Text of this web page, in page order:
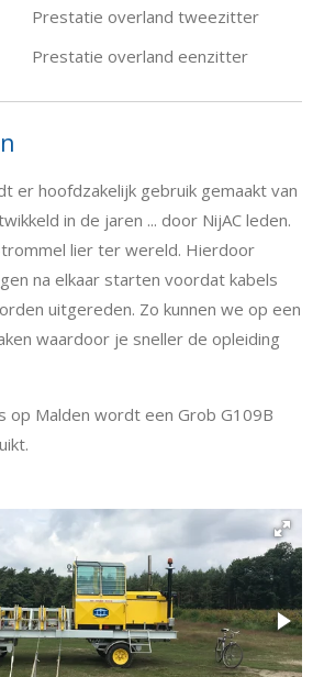
Prestatie overland tweezitter
Prestatie overland eenzitter
er hoofdzakelijk gebruik gemaakt van
in de jaren ... door NijAC leden.
lier ter wereld. Hierdoor
na elkaar starten voordat kabels
uitgereden. Zo kunnen we op een
waardoor je sneller de opleiding
op Malden wordt een Grob G109B